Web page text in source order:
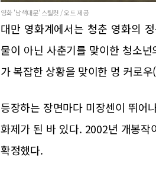
영화 '남색대문' 스틸컷 / 오드 제공
대만 영화계에서는 청춘 영화의
물이 아닌 사춘기를 맞이한 청소
가 복잡한 상황을 맞이한 멍 커로
등장하는 장면마다 미장센이 뛰어
화제가 된 바 있다. 2002년 개봉작
확정했다.